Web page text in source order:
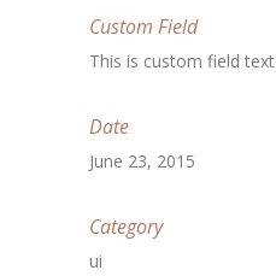
Custom Field
This is custom field text
Date
June 23, 2015
Category
ui